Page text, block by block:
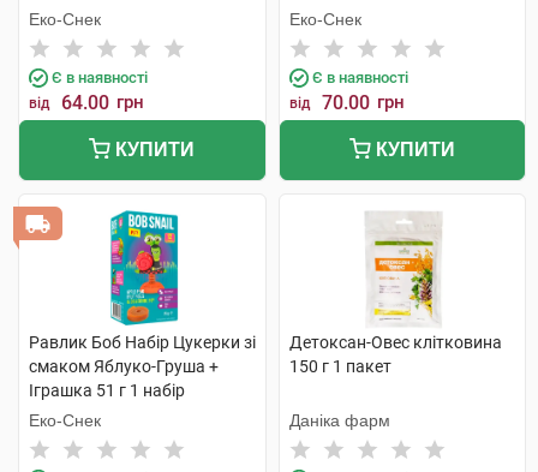
Еко-Снек
Є в наявності
від 64.00 грн
КУПИТИ
Еко-Снек
Є в наявності
від 70.00 грн
КУПИТИ
Равлик Боб Набір Цукерки зі
смаком Яблуко-Груша +
Іграшка 51 г 1 набір
Еко-Снек
Детоксан-Овес клітковина
150 г 1 пакет
Даніка фарм